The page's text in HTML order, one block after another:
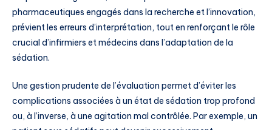
pharmaceutiques engagés dans la recherche et l’innovation,
prévient les erreurs d’interprétation, tout en renforçant le rôle
crucial d’infirmiers et médecins dans l’adaptation de la
sédation.
Une gestion prudente de l’évaluation permet d’éviter les
complications associées à un état de sédation trop profond
ou, à l’inverse, à une agitation mal contrôlée. Par exemple, un